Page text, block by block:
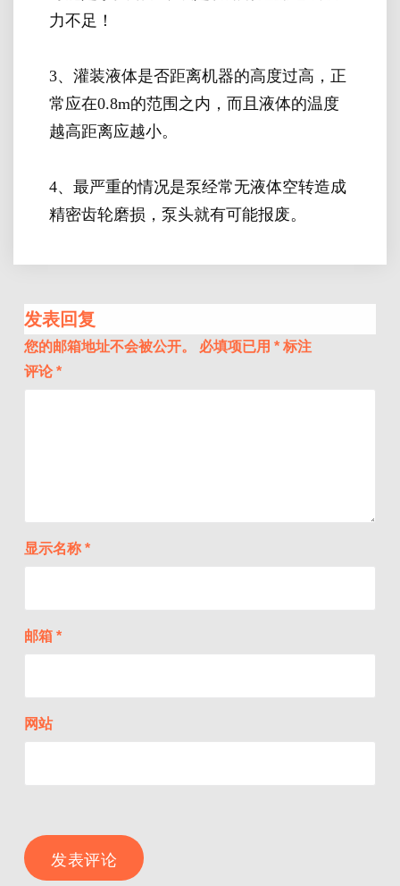
力不足！
3、灌装液体是否距离机器的高度过高，正
常应在0.8m的范围之内，而且液体的温度
越高距离应越小。
4、最严重的情况是泵经常无液体空转造成
精密齿轮磨损，泵头就有可能报废。
发表回复
您的邮箱地址不会被公开。 必填项已用 * 标注
评论*
显示名称 *
邮箱 *
网站